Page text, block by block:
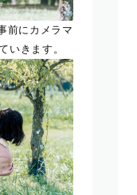
前にカメラマ
いきます。